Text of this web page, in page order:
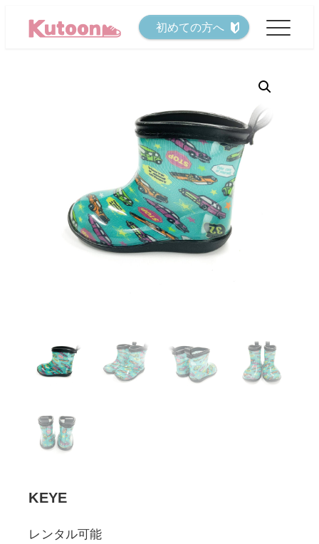
初めての方へ
KEYE
レンタル可能